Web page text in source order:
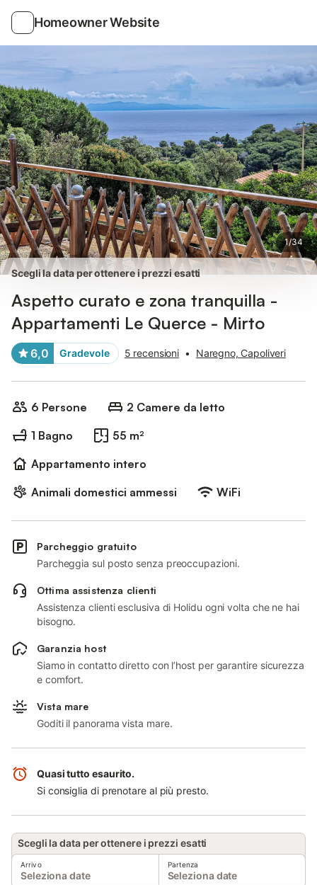
Homeowner Website
1/34
Foto Servizi Recensioni
Scegli la data per ottenere i prezzi esatti
Aspetto curato e zona tranquilla -
Appartamenti Le Querce - Mirto
6,0 Gradevole 5 recensioni • Naregno, Capoliveri
6 Persone
2 Camere da letto
1 Bagno
55 m²
Appartamento intero
Animali domestici ammessi
WiFi
Parcheggio gratuito
Parcheggia sul posto senza preoccupazioni.
Ottima assistenza clienti
Assistenza clienti esclusiva di Holidu ogni volta che ne hai
bisogno.
Garanzia host
Siamo in contatto diretto con l’host per garantire sicurezza
e comfort.
Vista mare
Goditi il panorama vista mare.
Quasi tutto esaurito.
Si consiglia di prenotare al più presto.
Scegli la data per ottenere i prezzi esatti
Arrivo
Seleziona date
Partenza
Seleziona date